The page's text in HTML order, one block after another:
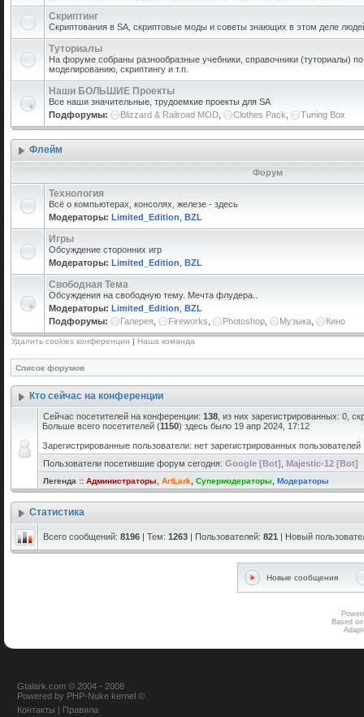
Скриптинг
Скриптования в SA, скриптовые моды и советы знающих в этом деле
Туториалы
На форуме собраны разнообразные учебники, справочники (туториалы)
моделированию, скриптингу и т.п.
Наши БОЛЬШИЕ Проекты
Все наши значительные, трудоемкие проекты для SA
Подфорумы:
Blizzard & Railroad MOD Clothes Pack Tuning Box
Флейм
Форум
Технология
Всё о компьютерах, консолях, железе - здесь
Модераторы: Limited_Edition BZL
Игры
Обсуждение сторонних игр
Модераторы: Limited_Edition BZL
Свободная Тема
Обсуждения на свободную тему. Мечта флудера..
Модераторы: Limited_Edition BZL
Подфорумы:
Галерея Fireworks Photoshop Музыка Кино
Удалить cookies конференции | Наша команда
Список форумов
Кто сейчас на конференции
Сейчас посетителей на конференции: 138 , из них зарегистрированных: 0,
Больше всего посетителей (1150) здесь было 19 апр 2024, 17:12
Зарегистрированные пользователи: нет зарегистрированных пользователей
Пользователи посетившие форум сегодня: Google [Bot] Majestic-12 [Bot]
Легенда :: Администраторы ArtLark Супермодераторы Модераторы
Статистика
Всего сообщений: 8196 | Тем: 1263 | Пользователей: 821 | Новый
Новые сообщения
Based
Gtalark.com © 2004 - 2008
Powered by PHP-Nuke kernel ©
Контакты | Правила